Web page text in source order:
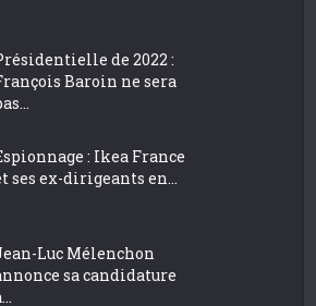
de 2022 :
Baroin ne sera
: Ikea France
ses ex-dirigeants en...
Luc Mélenchon
sa candidature